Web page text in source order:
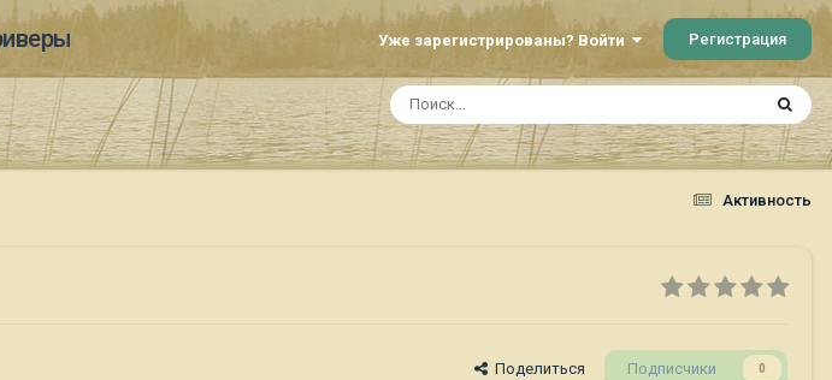
Уже зарегистрированы? Войти Регистрация
Активность
Поделиться Подписчики 0